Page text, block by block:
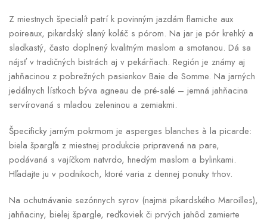
Z miestnych špecialít patrí k povinným jazdám flamiche aux
poireaux, pikardský slaný koláč s pórom. Na jar je pór krehký a
sladkastý, často doplnený kvalitným maslom a smotanou. Dá sa
nájsť v tradičných bistrách aj v pekárňach. Región je známy aj
jahňacinou z pobrežných pasienkov Baie de Somme. Na jarných
jedálnych lístkoch býva agneau de pré-salé – jemná jahňacina
servírovaná s mladou zeleninou a zemiakmi.
Špecificky jarným pokrmom je asperges blanches à la picarde:
biela špargľa z miestnej produkcie pripravená na pare,
podávaná s vajíčkom natvrdo, hnedým maslom a bylinkami.
Hľadajte ju v podnikoch, ktoré varia z dennej ponuky trhov.
Na ochutnávanie sezónnych syrov (najmä pikardského Maroilles),
jahňaciny, bielej špargle, reďkoviek či prvých jahôd zamierte